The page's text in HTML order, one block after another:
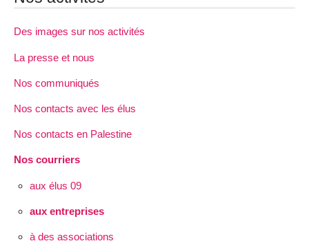
Des images sur nos activités
La presse et nous
Nos communiqués
Nos contacts avec les élus
Nos contacts en Palestine
Nos courriers
aux élus 09
aux entreprises
à des associations